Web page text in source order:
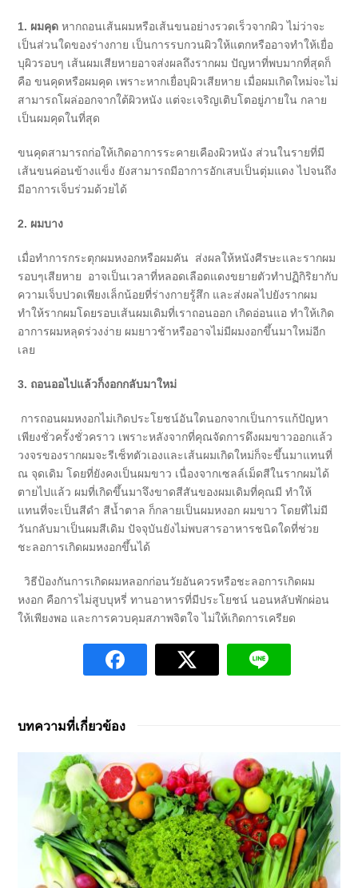
1. ผมคุด หากถอนเส้นผมหรือเส้นขนอย่างรวดเร็วจากผิว ไม่ว่าจะ
เป็นส่วนใดของร่างกาย เป็นการรบกวนผิวให้แตกหรืออาจทำให้เยื่อ
บุผิวรอบๆ เส้นผมเสียหายอาจส่งผลถึงรากผม ปัญหาที่พบมากที่สุดก็
คือ ขนคุดหรือผมคุด เพราะหากเยื่อบุผิวเสียหาย เมื่อผมเกิดใหม่จะไม่
สามารถโผล่ออกจากใต้ผิวหนัง แต่จะเจริญเติบโตอยู่ภายใน กลาย
เป็นผมคุดในที่สุด
ขนคุดสามารถก่อให้เกิดอาการระคายเคืองผิวหนัง ส่วนในรายที่มี
เส้นขนค่อนข้างแข็ง ยังสามารถมีอาการอักเสบเป็นตุ่มแดง ไปจนถึง
มีอาการเจ็บร่วมด้วยได้
2. ผมบาง
เมื่อทำการกระตุกผมหงอกหรือผมคัน ส่งผลให้หนังศีรษะและรากผม
รอบๆเสียหาย อาจเป็นเวลาที่หลอดเลือดแดงขยายตัวทำปฏิกิริยากับ
ความเจ็บปวดเพียงเล็กน้อยที่ร่างกายรู้สึก และส่งผลไปยังรากผม
ทำให้รากผมโดยรอบเส้นผมเดิมที่เราถอนออก เกิดอ่อนแอ ทำให้เกิด
อาการผมหลุดร่วงง่าย ผมยาวช้าหรืออาจไม่มีผมงอกขึ้นมาใหม่อีก
เลย
3. ถอนออไปแล้วก็งอกกลับมาใหม่
การถอนผมหงอกไม่เกิดประโยชน์อันใดนอกจากเป็นการแก้ปัญหา
เพียงชั่วครั้งชั่วคราว เพราะหลังจากที่คุณจัดการดึงผมขาวออกแล้ว
วงจรของรากผมจะรีเซ็ทตัวเองและเส้นผมเกิดใหม่ก็จะขึ้นมาแทนที่
ณ จุดเดิม โดยที่ยังคงเป็นผมขาว เนื่องจากเซลล์เม็ดสีในรากผมได้
ตายไปแล้ว ผมที่เกิดขึ้นมาจึงขาดสีสันของผมเดิมที่คุณมี ทำให้
แทนที่จะเป็นสีดำ สีน้ำตาล ก็กลายเป็นผมหงอก ผมขาว โดยที่ไม่มี
วันกลับมาเป็นผมสีเดิม ปัจจุบันยังไม่พบสารอาหารชนิดใดที่ช่วย
ชะลอการเกิดผมหงอกขึ้นได้
วิธีป้องกันการเกิดผมหลอกก่อนวัยอันควรหรือชะลอการเกิดผม
หงอก คือการไม่สูบบุหรี่ ทานอาหารที่มีประโยชน์ นอนหลับพักผ่อน
ให้เพียงพอ และการควบคุมสภาพจิตใจ ไม่ให้เกิดการเครียด
บทความที่เกี่ยวข้อง